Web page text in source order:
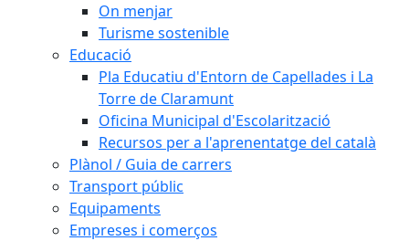
On menjar
Turisme sostenible
Educació
Pla Educatiu d'Entorn de Capellades i La
Torre de Claramunt
Oficina Municipal d'Escolarització
Recursos per a l'aprenentatge del català
Plànol / Guia de carrers
Transport públic
Equipaments
Empreses i comerços